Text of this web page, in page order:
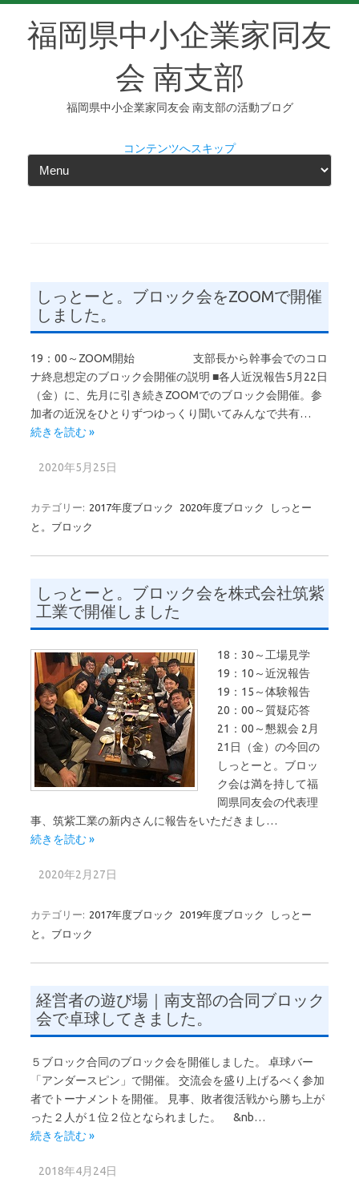
福岡県中小企業家同友
会 南支部
福岡県中小企業家同友会 南支部の活動ブログ
コンテンツへスキップ
しっとーと。ブロック会をZOOMで開催
しました。
19：00～ZOOM開始 支部長から幹事会でのコロ
ナ終息想定のブロック会開催の説明 ■各人近況報告5月22日
（金）に、先月に引き続きZOOMでのブロック会開催。参
加者の近況をひとりずつゆっくり聞いてみんなで共有…
続きを読む »
2020年5月25日
カテゴリー: 2017年度ブロック 2020年度ブロック
しっとー
と。ブロック
しっとーと。ブロック会を株式会社筑紫
工業で開催しました
18：30～工場見学
19：10～近況報告
19：15～体験報告
20：00～質疑応答
21：00～懇親会 2月
21日（金）の今回の
しっとーと。ブロッ
ク会は満を持して福
岡県同友会の代表理
事、筑紫工業の新内さんに報告をいただきまし…
続きを読む »
2020年2月27日
カテゴリー: 2017年度ブロック 2019年度ブロック
しっとー
と。ブロック
経営者の遊び場｜南支部の合同ブロック
会で卓球してきました。
５ブロック合同のブロック会を開催しました。 卓球バー
「アンダースピン」で開催。 交流会を盛り上げるべく参加
者でトーナメントを開催。 見事、敗者復活戦から勝ち上が
った２人が１位２位となられました。 &nb…
続きを読む »
2018年4月24日